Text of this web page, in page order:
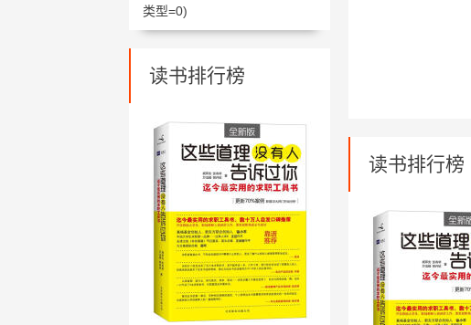
类型=0)
读书排行榜
读书排行榜